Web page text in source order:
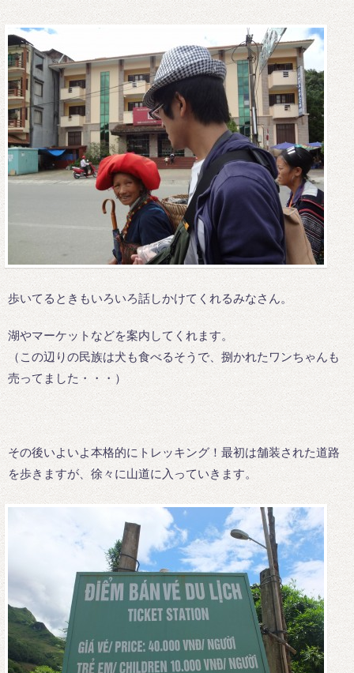
歩いてるときもいろいろ話しかけてくれるみなさん。
湖やマーケットなどを案内してくれます。
（この辺りの民族は犬も食べるそうで、捌かれたワンちゃんも
売ってました・・・）
その後いよいよ本格的にトレッキング！最初は舗装された道路
を歩きますが、徐々に山道に入っていきます。